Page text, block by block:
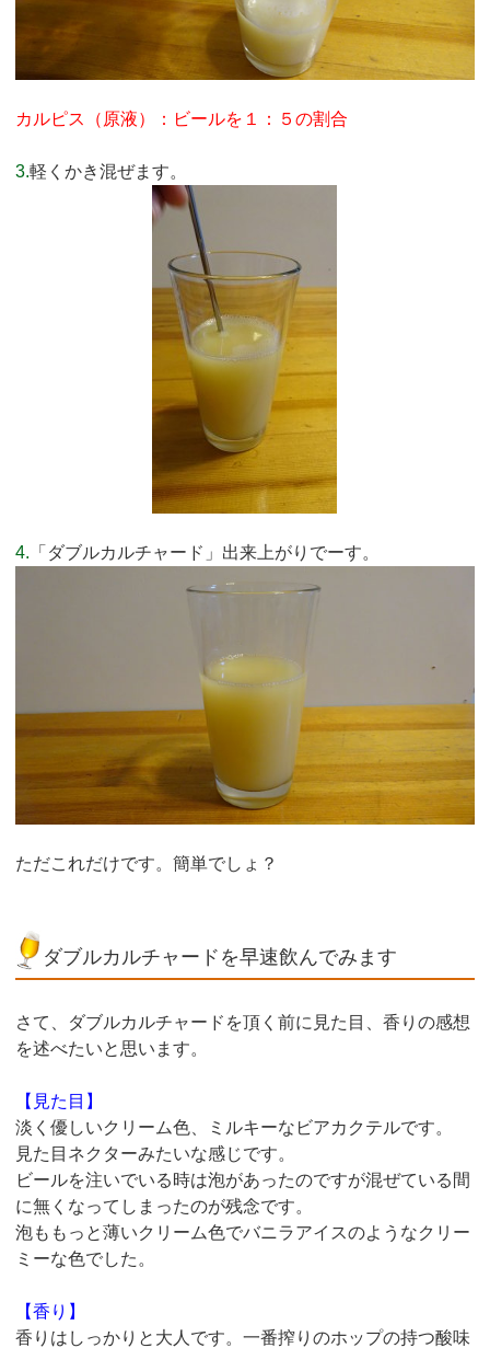
カルピス（原液）：ビールを１：５の割合
3.軽くかき混ぜます。
4. 「ダブルカルチャード」出来上がりでーす。
ただこれだけです。簡単でしょ？
ダブルカルチャードを早速飲んでみます
さて、ダブルカルチャードを頂く前に見た目、香りの感想
を述べたいと思います。
【見た目】
淡く優しいクリーム色、ミルキーなビアカクテルです。
見た目ネクターみたいな感じです。
ビールを注いでいる時は泡があったのですが混ぜている間
に無くなってしまったのが残念です。
泡ももっと薄いクリーム色でバニラアイスのようなクリー
ミーな色でした。
【香り】
香りはしっかりと大人です。一番搾りのホップの持つ酸味